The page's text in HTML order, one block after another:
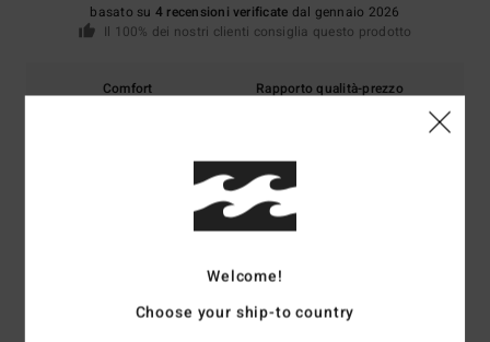
basato su 4 recensioni verificate dal gennaio 2026
Il 100% dei nostri clienti consiglia questo prodotto
Comfort
Rapporto qualità-prezzo
Colore
Welcome!
Choose your ship-to country